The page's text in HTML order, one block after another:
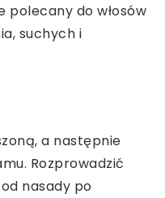
polecany do włosów
suchych i
a następnie
Rozprowadzić
nasady po